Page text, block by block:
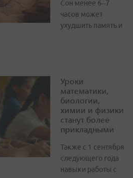
Сон менее 6–7
часов может
ухудшить память и
Уроки
математики,
биологии,
химии и физики
станут более
прикладными
Также с 1 сентября
следующего года
навыки работы с